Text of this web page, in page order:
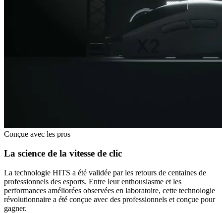
Conçue avec les pros
La science de la vitesse de clic
La technologie HITS a été validée par les retours de centaines de
professionnels des esports. Entre leur enthousiasme et les
performances améliorées observées en laboratoire, cette technologie
révolutionnaire a été conçue avec des professionnels et conçue pour
gagner.